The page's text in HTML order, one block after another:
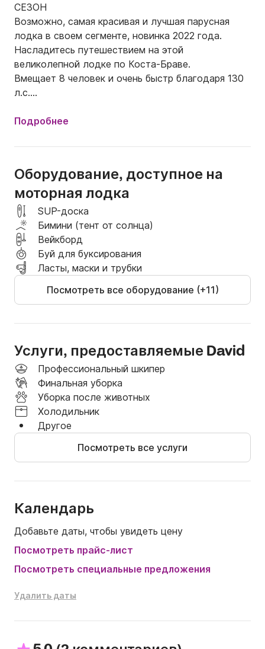
СЕЗОН
Возможно, самая красивая и лучшая парусная
лодка в своем сегменте, новинка 2022 года.
Насладитесь путешествием на этой
великолепной лодке по Коста-Браве.
Вмещает 8 человек и очень быстр благодаря 130
л.с.
Бравы и наши фантастические острова Медес.
дня.
Подробнее
Оборудование, доступное на
моторная лодка
SUP-доска
Бимини (тент от солнца)
Вейкборд
Буй для буксирования
Ласты, маски и трубки
Посмотреть все оборудование (+11)
Услуги, предоставляемые David
Профессиональный шкипер
Финальная уборка
Уборка после животных
Холодильник
Другое
Посмотреть все услуги
Календарь
Добавьте даты, чтобы увидеть цену
Посмотреть прайс-лист
Посмотреть специальные предложения
Удалить даты